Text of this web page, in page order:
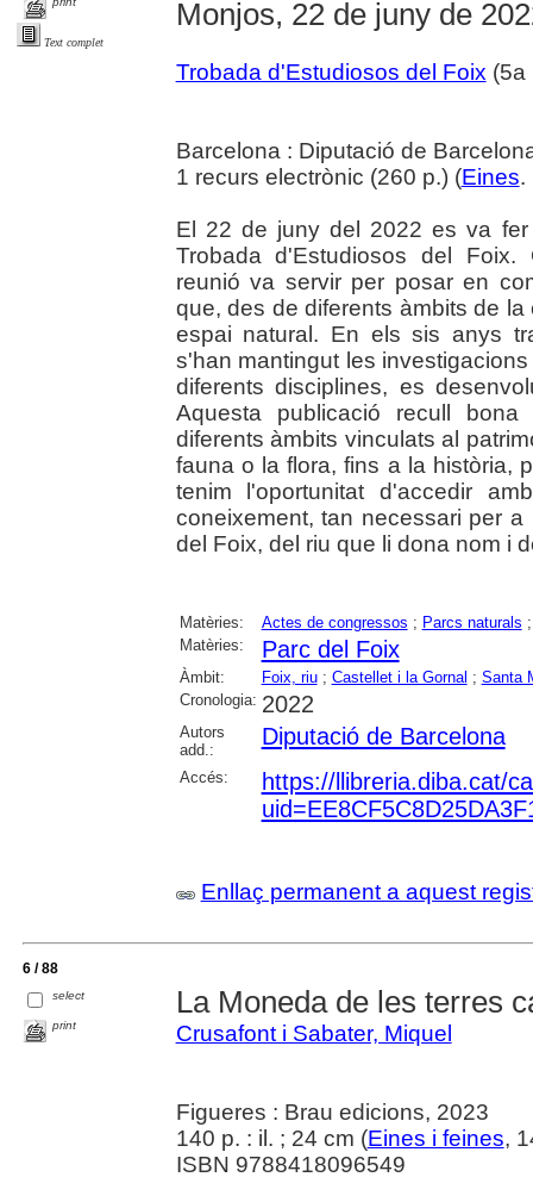
Text complet
Monjos, 22 de juny de
Trobada d'Estudiosos del Foix (5a
Barcelona : Diputació de
1 recurs electrònic (260 p.) (Eines.
El 22 de juny del 2022 es va
Trobada d'Estudiosos del
reunió va servir per posar en
que, des de diferents àmbits de
espai natural. En els sis anys
s'han mantingut les
diferents disciplines, es
Aquesta publicació recull
diferents àmbits vinculats al
fauna o la flora, fins a la història,
tenim l'oportunitat d'accedir
coneixement, tan necessari per
del Foix, del riu que li dona nom i
Matèries: Actes de congressos ; Parcs naturals
Matèries:
Parc del Foix
Àmbit: Foix, riu; Castellet i la Gornal ; Santa
Cronologia: 2022
Autors
add.:
Diputació de Barcelona
Accés:
https://llibreria.diba.cat/
Enllaç permanent a aquest
6 / 88
select
print
La Moneda de les terres
Crusafont i Sabater, Miquel
Figueres : Brau edicions, 2023
140 p. : il. ; 24 cm (Eines i feines,
ISBN 9788418096549